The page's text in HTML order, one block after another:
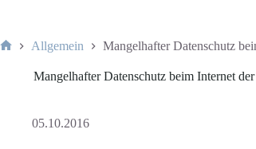
Allgemein Mangelhafter Datenschutz
Mangelhafter Datenschutz beim Internet
05.10.2016